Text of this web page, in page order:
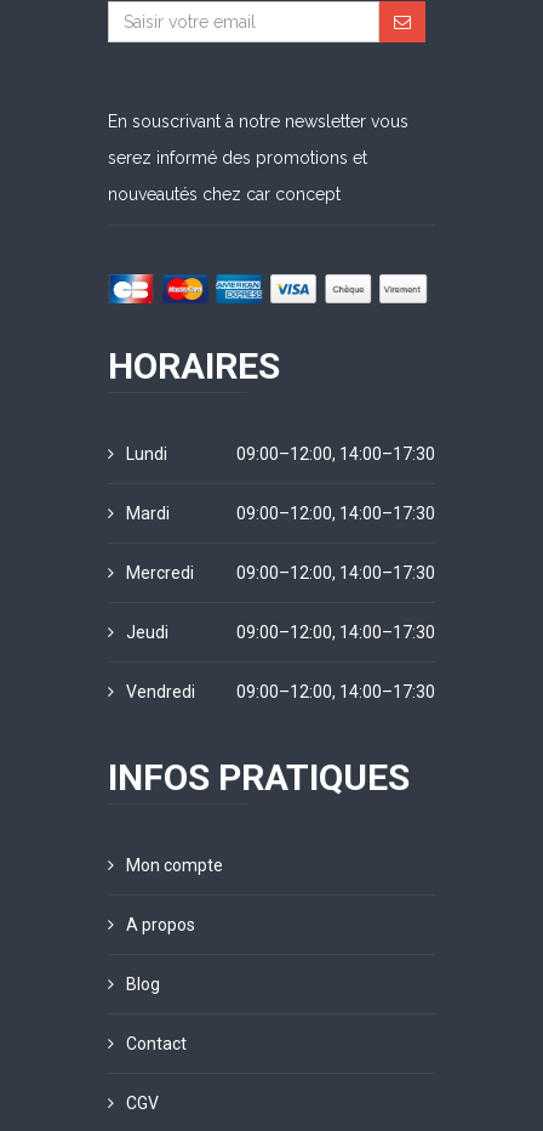
En souscrivant à notre newsletter vous
serez informé des promotions et
nouveautés chez car concept
HORAIRES
Lundi 09:00–12:00, 14:00–17:30
Mardi 09:00–12:00, 14:00–17:30
Mercredi 09:00–12:00, 14:00–17:30
Jeudi 09:00–12:00, 14:00–17:30
Vendredi 09:00–12:00, 14:00–17:30
INFOS PRATIQUES
Mon compte
A propos
Blog
Contact
CGV